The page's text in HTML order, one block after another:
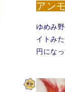
アン
ゆめみ
イトみ
円にな